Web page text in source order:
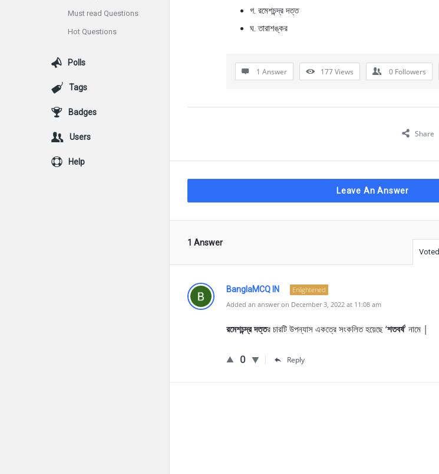
Questions
গ. রমেশচন্দ্র দত্ত
ঘ. তারাশঙ্কর
1 Answer 177Views 0 Followers
Share
Leave An Answer
1 Answer
Voted
BanglaMCQ IN
Enlightened
Added an answer on December 3, 2022 at 11:08 am
রমেশচন্দ্র দত্তর চারটি উপন্যাস একত্রে সংকলিত হয়েছে ‘শতবর্ষ’ নামে |
0 Reply
Must read Questions
Hot Questions
Polls
Tags
Badges
Users
Help